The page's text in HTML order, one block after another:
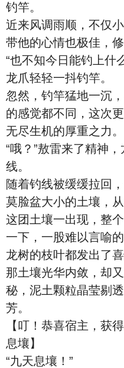
钓竿。
近来风调雨顺，不仅
带他的心情也极佳，
“也不知今日能钓上什
龙爪轻轻一抖钓竿。
忽然，钓竿猛地一沉
的感觉都不同，这次
无尽生机的厚重之力。
“哦？”敖雷来了精神
线。
随着钓线被缓缓拉回
莫脸盆大小的土壤，
这团土壤一出现，整
一下，一股难以言喻
龙树的枝叶都发出了喜
那土壤光华内敛，却
秘，泥土颗粒晶莹剔
芳。
【叮！恭喜宿主，
息壤】
“九天息壤！”